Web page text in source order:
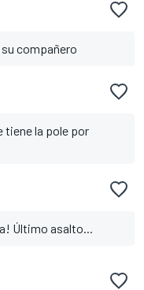
su compañero
tiene la pole por
Último asalto...